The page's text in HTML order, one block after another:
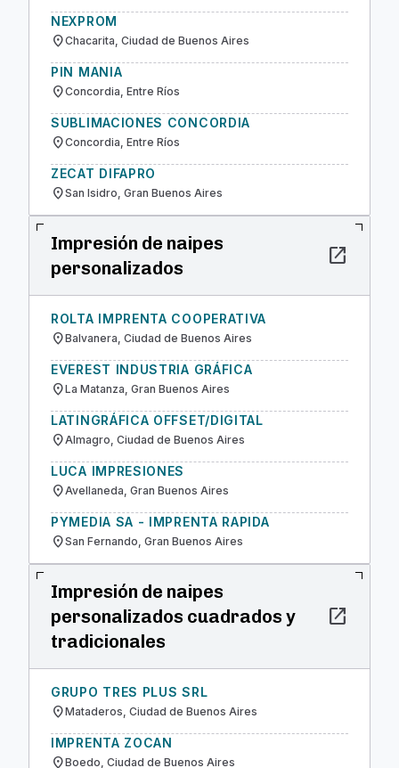
NEXPROM
location_onChacarita, Ciudad de Buenos Aires
PIN MANIA
location_onConcordia, Entre Ríos
SUBLIMACIONES CONCORDIA
location_onConcordia, Entre Ríos
ZECAT DIFAPRO
location_onSan Isidro, Gran Buenos Aires
Impresión de naipes
personalizados
open_in_new
ROLTA IMPRENTA COOPERATIVA
location_onBalvanera, Ciudad de Buenos Aires
EVEREST INDUSTRIA GRÁFICA
location_onLa Matanza, Gran Buenos Aires
LATINGRÁFICA OFFSET/DIGITAL
location_onAlmagro, Ciudad de Buenos Aires
LUCA IMPRESIONES
location_onAvellaneda, Gran Buenos Aires
PYMEDIA SA - IMPRENTA RAPIDA
location_onSan Fernando, Gran Buenos Aires
Impresión de naipes
personalizados cuadrados y
tradicionales
open_in_new
GRUPO TRES PLUS SRL
location_onMataderos, Ciudad de Buenos Aires
IMPRENTA ZOCAN
location_onBoedo, Ciudad de Buenos Aires